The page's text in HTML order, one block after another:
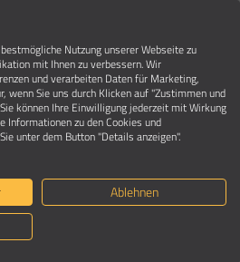
Gröningen
Vertrauenssache
Anhalt>Börde, Landkreis>
Gröningen
Nutzung unserer Webseite zu
mit Ihnen zu verbessern. Wir
und verarbeiten Daten für Marketing,
wenn Sie uns durch Klicken auf "Zustimmen und
können Ihre Einwilligung jederzeit mit Wirkung
Informationen zu den Cookies und
unter dem Button "Details anzeigen".
Ablehnen